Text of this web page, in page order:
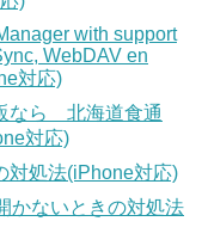
with support
WebDAV en
対応)
なら 北海道食通
対応)
対処法(iPhone対応)
かないときの対処法